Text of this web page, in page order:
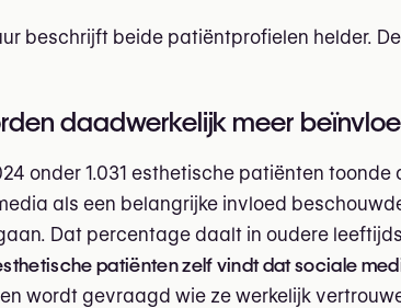
beschrijft beide patiëntprofielen helder.
daadwerkelijk meer
onder 1.031 esthetische patiënten toonde
als een belangrijke invloed
Dat percentage daalt in oudere
patiënten zelf vindt dat sociale
wordt gevraagd wie ze werkelijk